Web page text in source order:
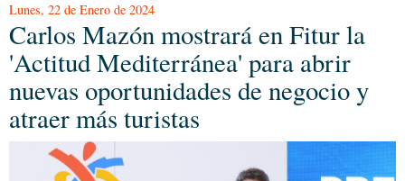
Lunes, 22 de Enero de 2024
Carlos Mazón mostrará en Fitur la
'Actitud Mediterránea' para abrir
nuevas oportunidades de negocio y
atraer más turistas